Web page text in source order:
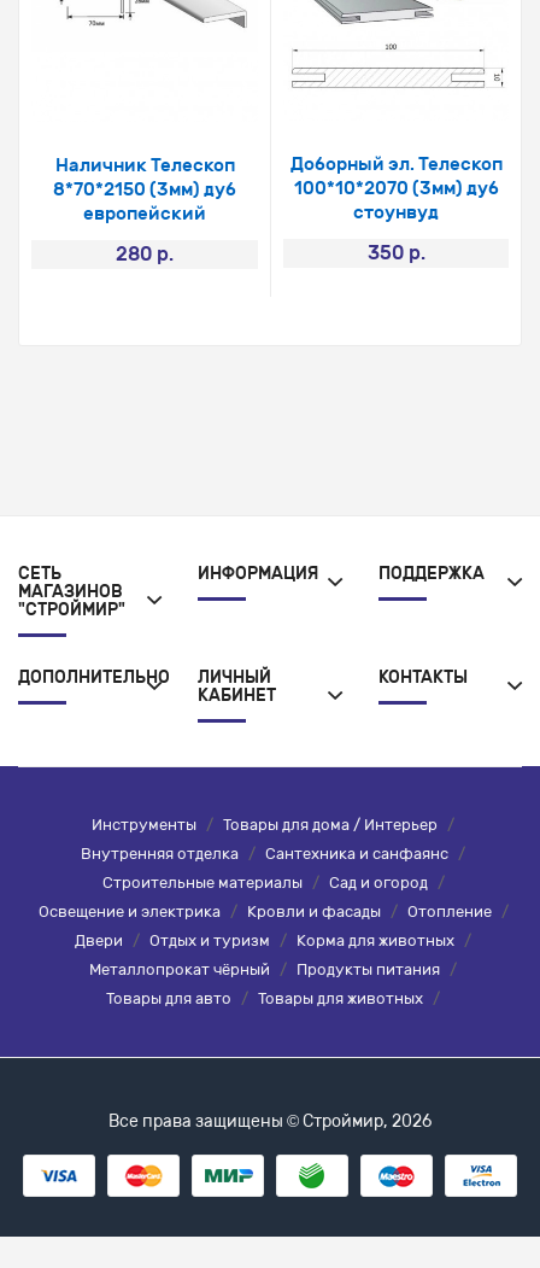
Наличник Телескоп
8*70*2150 (3мм) дуб
европейский
280 р.
Доборный эл. Телескоп
100*10*2070 (3мм) дуб
стоунвуд
350 р.
СЕТЬ
МАГАЗИНОВ
"СТРОЙМИР"
ИНФОРМАЦИЯ ПОДДЕРЖКА
ДОПОЛНИТЕЛЬНО
ЛИЧНЫЙ
КАБИНЕТ
КОНТАКТЫ
Инструменты / Товары для дома / Интерьер /
Внутренняя отделка / Сантехника и санфаянс /
Строительные материалы
/ Сад и огород
/
Освещение и электрика
/ Кровли и фасады / Отопление
/
Двери
/ Отдых и туризм / Корма для животных /
Металлопрокат чёрный
/ Продукты питания /
Товары для авто
/ Товары для животных /
Все права защищены © Строймир, 2026